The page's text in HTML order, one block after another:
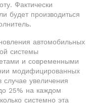
Фактически
будет производиться
автомобильных
системы
и современными
модифицированных
увеличения
25% на каждом
системно эта